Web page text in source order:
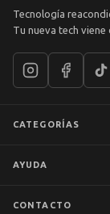
Tecnología
Tu nueva tech viene
CATEGORÍAS
AYUDA
CONTACTO